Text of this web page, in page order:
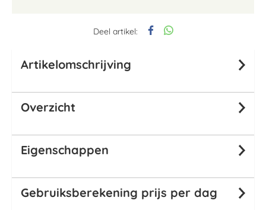
Deel artikel:
Artikelomschrijving
Overzicht
Eigenschappen
Gebruiksberekening prijs per dag